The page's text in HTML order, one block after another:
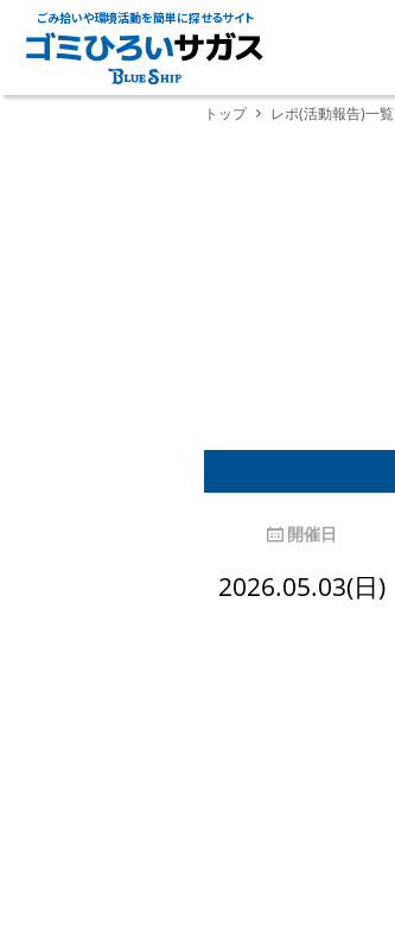
ごみ拾いや環境活動を簡単に探せるサイト
トップ レポ(活動報告)一覧
開催日
2026.05.03(日)